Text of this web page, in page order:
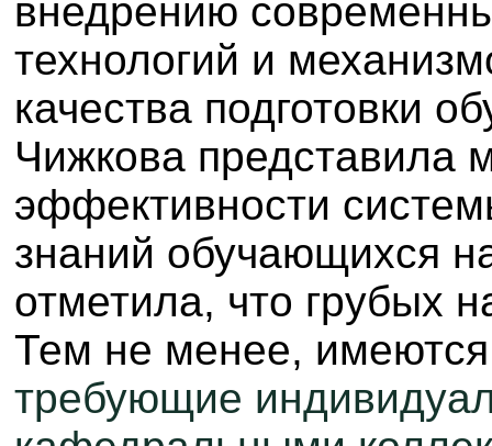
внедрению
технологий и
качества подготовки
Чижкова представила
эффективности
знаний обучающихся
отметила, что грубых
Тем не менее,
требующие